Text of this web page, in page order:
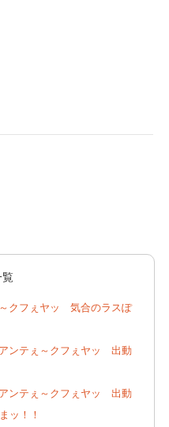
覧
クフぇヤッ 気合のラスぽ
ンテぇ～クフぇヤッ 出動
ンテぇ～クフぇヤッ 出動
ッ！！